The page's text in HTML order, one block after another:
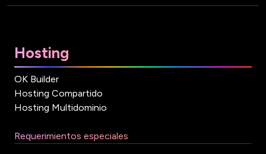
Hosting
OK Builder
Hosting Compartido
Hosting Multidominio
Requerimientos especiales